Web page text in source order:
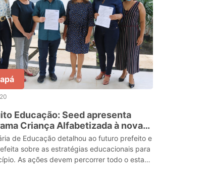
Educação: Seed apresenta
Criança Alfabetizada à nova
municipal de Santana
de Educação detalhou ao futuro prefeito e
sobre as estratégias educacionais para
As ações devem percorrer todo o estado